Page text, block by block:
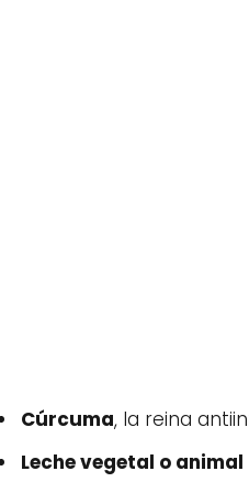
Cúrcuma, la reina
Leche vegetal o animal